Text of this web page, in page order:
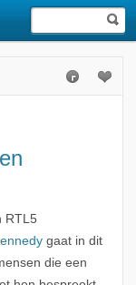
RTL5
gaat in dit
die een